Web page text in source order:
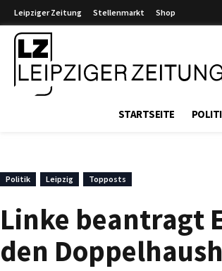
Leipziger Zeitung Stellenmarkt Shop
STARTSEITE
Politik Leipzig Topposts
Linke beantragt
den